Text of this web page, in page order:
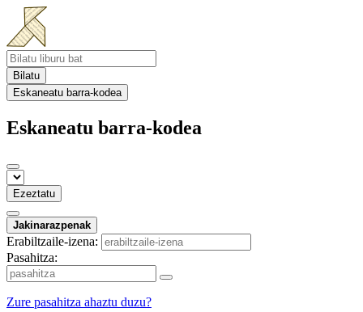
Bilatu
Eskaneatu barra-kodea
Eskaneatu barra-kodea
Ezeztatu
Jakinarazpenak
Erabiltzaile-izena:
Pasahitza:
Zure pasahitza ahaztu duzu?